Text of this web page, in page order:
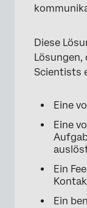
Weitere
Diese
Lösungen,
Scientists
Eine
Eine
Ein
Ein